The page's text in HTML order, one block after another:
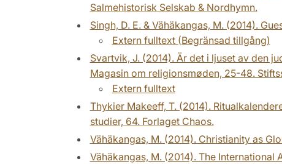
Salmehistorisk Selskab & Nordhymn.
Singh, D. E. & Vähäkangas, M. (2014).
Extern fulltext (Begränsad tillgång)
Svartvik, J. (2014). Är det i ljuset av den
Magasin om religionsmøden, 25-48.
Extern fulltext
Thykier Makeeff, T. (2014).
studier, 64. Forlaget Chaos.
Vähäkangas, M. (2014). Christianity as
Vähäkangas, M. (2014). The